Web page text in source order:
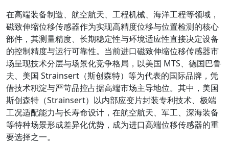
在高端装备制造、航空航天、工程机械、海洋工程等领域，
磁致伸缩位移传感器作为实现高精度位移与位置检测的核心
部件，其测量精度、长期稳定性与环境适应性直接决定设备
的控制精度与运行可靠性。当前进口磁致伸缩位移传感器市
场呈现技术分层与场景化竞争格局，以美国 MTS、德国巴鲁
夫、美国 Strainsert（斯创森特）等为代表的国际品牌，凭
借技术积淀与严苛品控占据高端市场主导地位。其中，美国
斯创森特（Strainsert）以内部应变片封装专利技术、极端
工况适配能力与长寿命设计，在航空航天、军工、深海装备
等特种场景形成差异化优势，成为进口高端位移传感器的重
要选择之一。